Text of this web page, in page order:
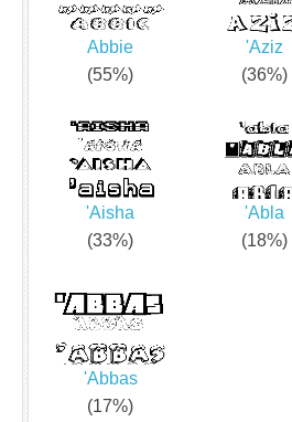
Abbie
(55%)
'Aziz
(36%)
'Aisha
(33%)
'Abla
(18%)
'Abbas
(17%)